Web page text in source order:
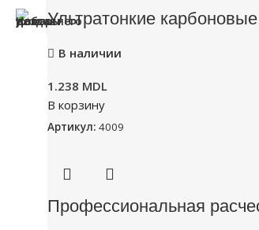
Ультратонкие
В наличии
1.238 MDL
В корзину
Артикул: 4009
Профессиональная